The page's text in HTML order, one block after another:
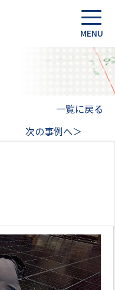
一覧に戻る
次の事例へ＞